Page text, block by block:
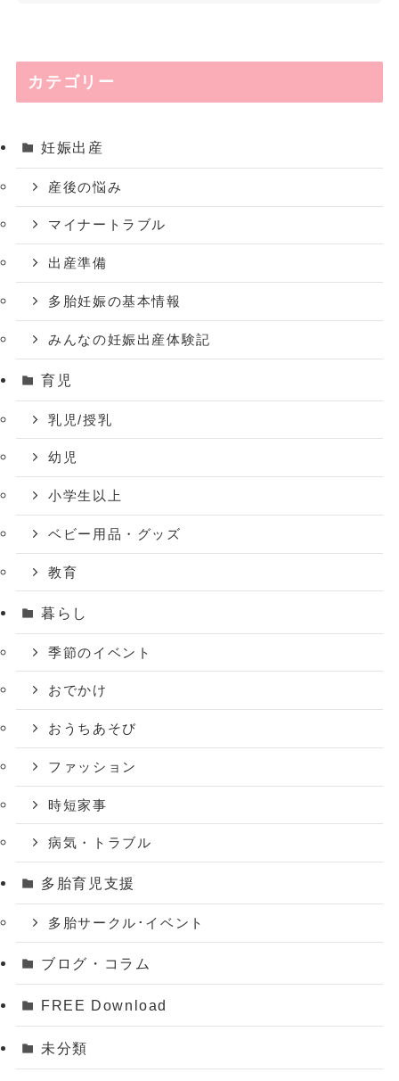
カテゴリー
妊娠出産
産後の悩み
マイナートラブル
出産準備
多胎妊娠の基本情報
みんなの妊娠出産体験記
育児
乳児/授乳
幼児
小学生以上
ベビー用品・グッズ
教育
暮らし
季節のイベント
おでかけ
おうちあそび
ファッション
時短家事
病気・トラブル
多胎育児支援
多胎サークル･イベント
ブログ・コラム
FREE Download
未分類